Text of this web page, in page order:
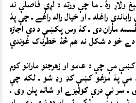
ولاړ وۀ ـ ما چې ورته د لږې فاصلې نه
راغله ـ او خیال راله راغے ـ چې پۀ
اجازه کښې خو ۱۲۰ قسمه ماران دی ـ کۀ وس پکښې د دې اجازه
دے خو د شکل نه هم څۀ خطرناک غوندې
مې چې د عامو او زهرجنو مارانو کوم
مې پۀ مزغو کښې ګډ وډ شو ـ لکه چې
ـ سر ئې درې ګوټیزے او شاته پلن وی ـ